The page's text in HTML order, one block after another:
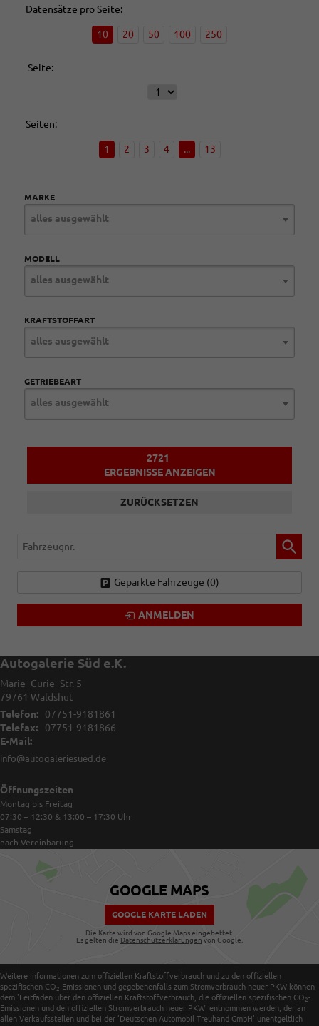
Datensätze pro Seite:
10 20 50 100 250
Seite:
Seiten:
1 2 3 4 ... 13
MARKE
alles ausgewählt
MODELL
alles ausgewählt
KRAFTSTOFFART
alles ausgewählt
GETRIEBEART
alles ausgewählt
2721
ERGEBNISSE ANZEIGEN
ZURÜCKSETZEN
Fahrzeugnr.
Geparkte Fahrzeuge (0)
ANMELDEN
Autogalerie Süd e.K.
Marie- Curie- Str. 5
79761 Waldshut
Telefon:
07751-9181861
Telefax:
07751-9181866
E-Mail:
info@autogaleriesued.de
Öffnungszeiten
Montag bis Freitag
07:30 – 12:30 & 13:00 – 17:30 Uhr
Samstag
nach Vereinbarung
GOOGLE MAPS
GOOGLE KARTE LADEN
Die Karte wird von Google Maps eingebettet.
Es gelten die Datenschutzerklärungen von Google.
Weitere Informationen zum offiziellen Kraftstoffverbrauch und zu den offiziellen
spezifischen CO 2-Emissionen und gegebenenfalls zum Stromverbrauch neuer PKW können
dem 'Leitfaden über den offiziellen Kraftstoffverbrauch, die offiziellen spezifischen CO 2-
Emissionen und den offiziellen Stromverbrauch neuer PKW' entnommen werden, der an
allen Verkaufsstellen und bei der 'Deutschen Automobil Treuhand GmbH' unentgeltlich